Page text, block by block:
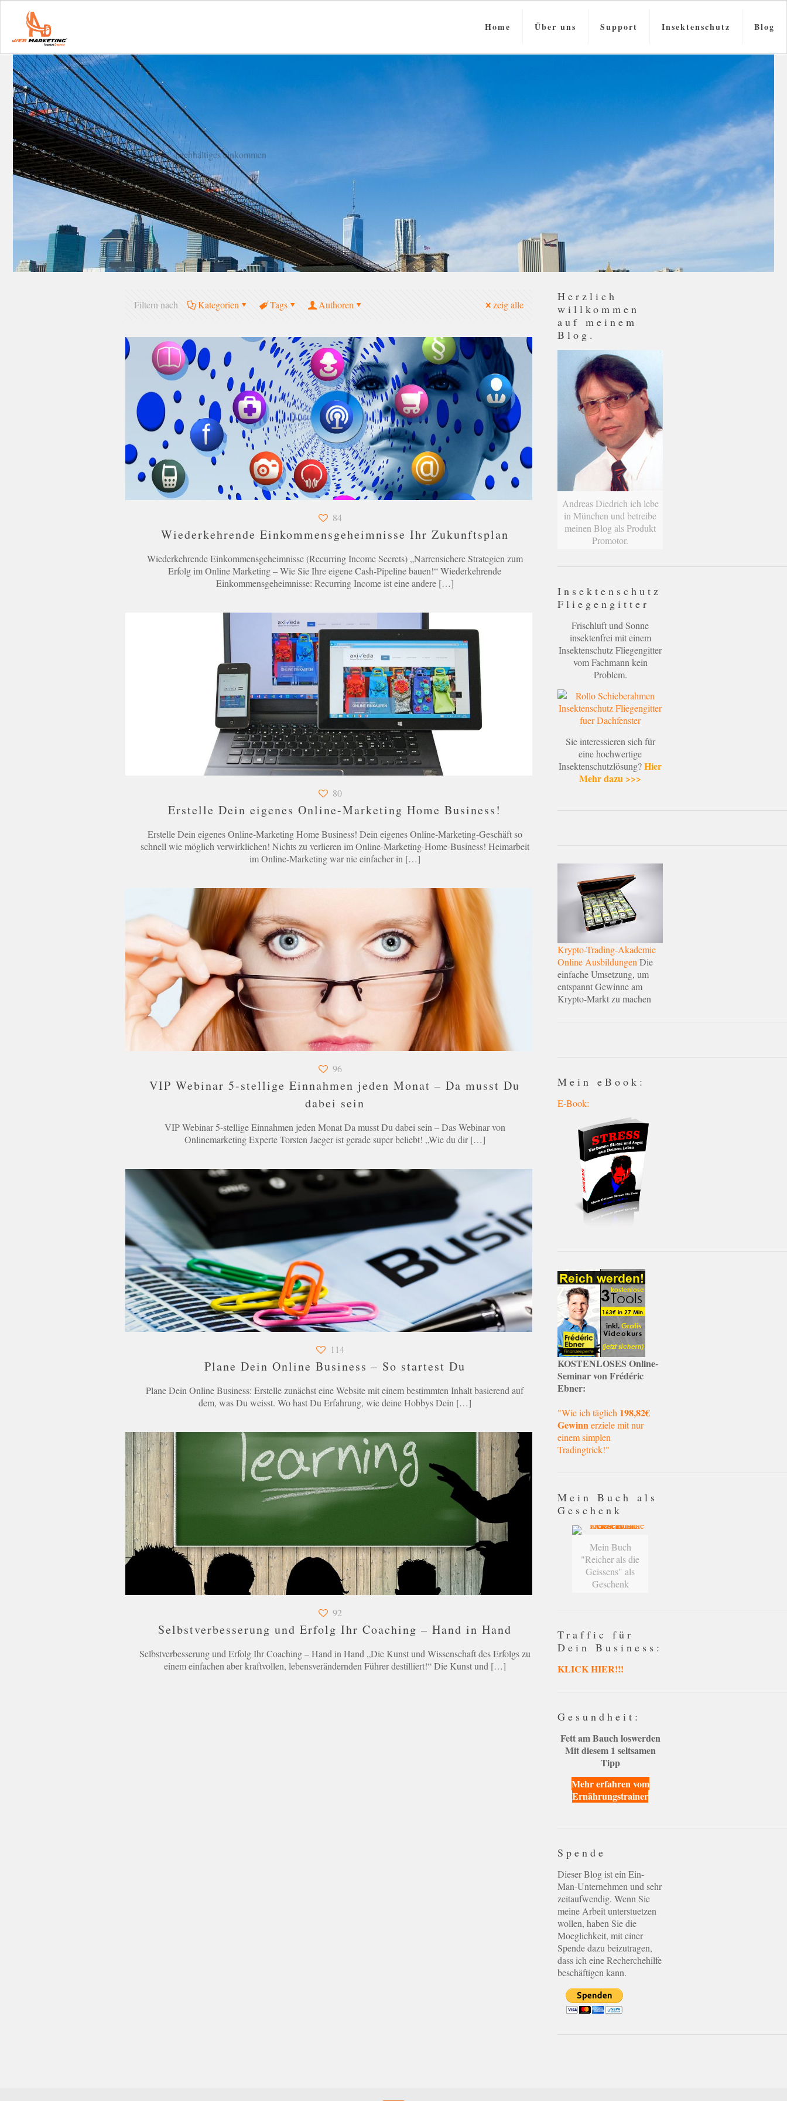
Home Über uns Support Insektenschutz Blog
Startseite nachhaltiges einkommen
Filtern nach Kategorien Tags Authoren zeig alle
84
Wiederkehrende Einkommensgeheimnisse Ihr Zukunftsplan
Wiederkehrende Einkommensgeheimnisse (Recurring Income Secrets) „Narrensichere Strategien zum
Erfolg im Online Marketing – Wie Sie Ihre eigene Cash-Pipeline bauen!“ Wiederkehrende
Einkommensgeheimnisse: Recurring Income ist eine andere[…]
80
Erstelle Dein eigenes Online-Marketing Home Business!
Erstelle Dein eigenes Online-Marketing Home Business! Dein eigenes Online-Marketing-Geschäft so
schnell wie möglich verwirklichen! Nichts zu verlieren im Online-Marketing-Home-Business! Heimarbeit
im Online-Marketing war nie einfacher in […]
96
VIP Webinar 5-stellige Einnahmen jeden Monat – Da musst Du
dabei sein
VIP Webinar 5-stellige Einnahmen jeden Monat Da musst Du dabei sein – Das Webinar von
Onlinemarketing Experte Torsten Jaeger ist gerade super beliebt! „Wie du dir[…]
114
Plane Dein Online Business – So startest Du
Plane Dein Online Business: Erstelle zunächst eine Website mit einem bestimmten Inhalt basierend auf
dem, was Du weisst. Wo hast Du Erfahrung, wie deine Hobbys Dein[…]
92
Selbstverbesserung und Erfolg Ihr Coaching – Hand in Hand
Selbstverbesserung und Erfolg Ihr Coaching – Hand in Hand „Die Kunst und Wissenschaft des Erfolgs zu
einem einfachen aber kraftvollen, lebensverändernden Führer destilliert!“ Die Kunst und[…]
Herzlich
willkommen
auf meinem
Blog.
Andreas Diedrich ich lebe
in München und betreibe
meinen Blog als Produkt
Promotor.
Insektenschutz
Fliegengitter
Frischluft und Sonne
insektenfrei mit einem
Insektenschutz Fliegengitter
vom Fachmann kein
Problem.
Sie interessieren sich für
eine hochwertige
Insektenschutzlösung?Hier
Mehr dazu >>>
Krypto-Trading-Akademie
Online AusbildungenDie
einfache Umsetzung, um
entspannt Gewinne am
Krypto-Markt zu machen
Mein eBook:
E-Book:
KOSTENLOSES Online-
Seminar von Frédéric
Ebner:
"Wie ich täglich 198,82€
Gewinn erziele mit nur
einem simplen
Tradingtrick!"
Mein Buch als
Geschenk
Mein Buch
"Reicher als die
Geissens" als
Geschenk
Traffic für
Dein Business:
KLICK HIER!!!
Gesundheit:
Fett am Bauch loswerden
Mit diesem 1 seltsamen
Tipp
Mehr erfahren vom
Ernährungstrainer
Spende
Dieser Blog ist ein Ein-
Man-Unternehmen und sehr
zeitaufwendig. Wenn Sie
meine Arbeit unterstuetzen
wollen, haben Sie die
Moeglichkeit, mit einer
Spende dazu beizutragen,
dass ich eine Recherchehilfe
beschäftigen kann.